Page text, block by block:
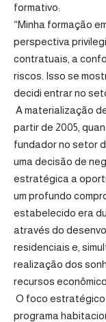
formativo:
“Minha formação
perspectiva
contratuais, a
riscos. Isso se
decidi entrar no
A materialização
partir de 2005,
fundador no setor
uma decisão de
estratégica a
um profundo
estabelecido era
através do
residenciais e,
realização dos
recursos
O foco
programa